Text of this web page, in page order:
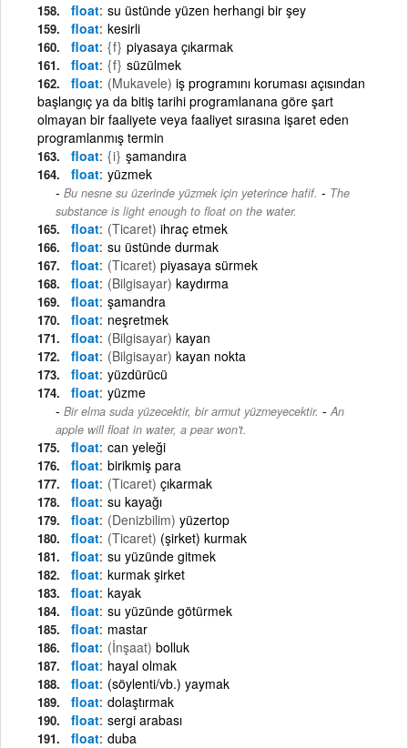
float su üstünde yüzen herhangi bir şey
float kesirli
float {f} piyasaya çıkarmak
float {f} süzülmek
float (Mukavele) iş programını koruması açısından
başlangıç ya da bitiş tarihi programlanana göre şart
olmayan bir faaliyete veya faaliyet sırasına işaret eden
programlanmış termin
float {i} şamandıra
float yüzmek
Bu nesne su üzerinde yüzmek için yeterince hafif. - The
substance is light enough to float on the water.
float (Ticaret) ihraç etmek
float su üstünde durmak
float (Ticaret) piyasaya sürmek
float (Bilgisayar) kaydırma
float şamandra
float neşretmek
float (Bilgisayar) kayan
float (Bilgisayar) kayan nokta
float yüzdürücü
float yüzme
Bir elma suda yüzecektir, bir armut yüzmeyecektir. - An
apple will float in water, a pear won't.
float can yeleği
float birikmiş para
float (Ticaret) çıkarmak
float su kayağı
float (Denizbilim) yüzertop
float (Ticaret) (şirket) kurmak
float su yüzünde gitmek
float kurmak şirket
float kayak
float su yüzünde götürmek
float mastar
float (İnşaat) bolluk
float hayal olmak
float (söylenti/vb.) yaymak
float dolaştırmak
float sergi arabası
float duba